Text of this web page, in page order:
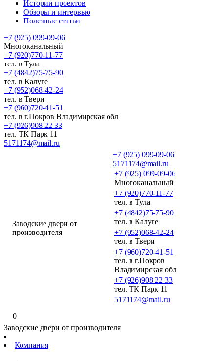
Истории проектов
Обзоры и интервью
Полезные статьи
+7 (925) 099-09-06
Многоканальный
+7 (920)770-11-77
тел. в Тула
+7 (4842)75-75-90
тел. в Калуге
+7 (952)068-42-24
тел. в Твери
+7 (960)720-41-51
тел. в г.Покров Владимирская обл
+7 (926)908 22 33
тел. ТК Парк 11
5171174@mail.ru
Заводские двери от
производителя
+7 (925) 099-09-06
5171174@mail.ru
+7 (925) 099-09-06
Многоканальный
+7 (920)770-11-77
тел. в Тула
+7 (4842)75-75-90
тел. в Калуге
+7 (952)068-42-24
тел. в Твери
+7 (960)720-41-51
тел. в г.Покров
Владимирская обл
+7 (926)908 22 33
тел. ТК Парк 11
5171174@mail.ru
0
Заводские двери от производителя
Компания